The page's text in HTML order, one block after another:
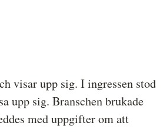
visar upp sig. I ingressen stod
upp sig. Branschen brukade
med uppgifter om att